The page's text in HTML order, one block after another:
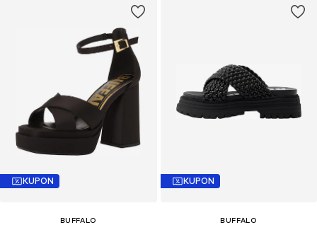
KUPON
BUFFALO
KUPON
BUFFALO